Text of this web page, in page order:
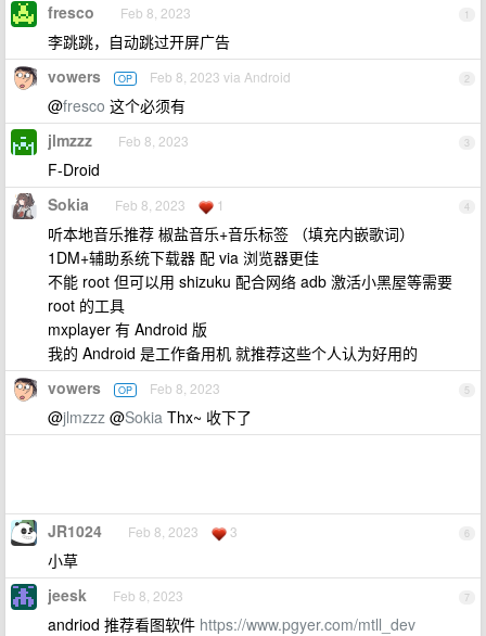
1
fresco Feb 8, 2023
李跳跳，自动跳过开屏广告
2
vowers OP Feb 8, 2023 via Android
@fresco 这个必须有
3
jlmzzz Feb 8, 2023
F-Droid
4
Sokia Feb 8, 2023 1
听本地音乐推荐 椒盐音乐+音乐标签 （填充内嵌歌词）
1DM+辅助系统下载器 配 via 浏览器更佳
不能 root 但可以用 shizuku 配合网络 adb 激活小黑屋等需要
root 的工具
mxplayer 有 Android 版
我的 Android 是工作备用机 就推荐这些个人认为好用的
5
vowers OP Feb 8, 2023
@jlmzzz @Sokia Thx~ 收下了
6
JR1024 Feb 8, 2023 3
小草
7
jeesk Feb 8, 2023
andriod 推荐看图软件 https://www.pgyer.com/mtll_dev